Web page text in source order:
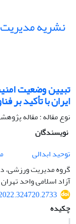
نشریه
تبیین وضعیت
ایران با تأکید بر
نوع مقاله : مقاله
نویسندگان
توحید ابدالی
گروه مدیریت ورزشی،
آزاد اسلامی واحد
چکیده